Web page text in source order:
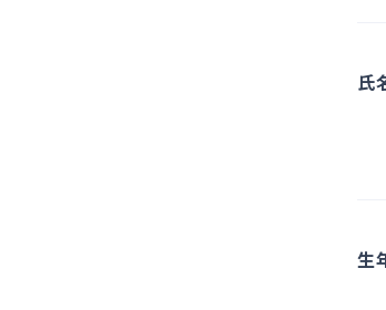
氏
生